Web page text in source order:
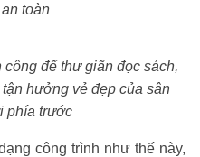
toàn
để thư giãn đọc sách,
hưởng vẻ đẹp của sân
phía trước
công trình như thế này,